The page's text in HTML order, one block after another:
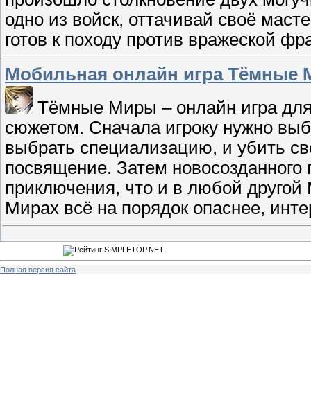
одно из войск, оттачивай своё
готов к походу против вражеской
Мобильная онлайн игра Тёмные
Тёмные Миры – онлайн игра
сюжетом. Сначала игроку нужно
выбрать специализацию, и убить
посвящение. Затем
приключения, что и в любой
Мирах всё на порядок опаснее,
Полная версия сайта